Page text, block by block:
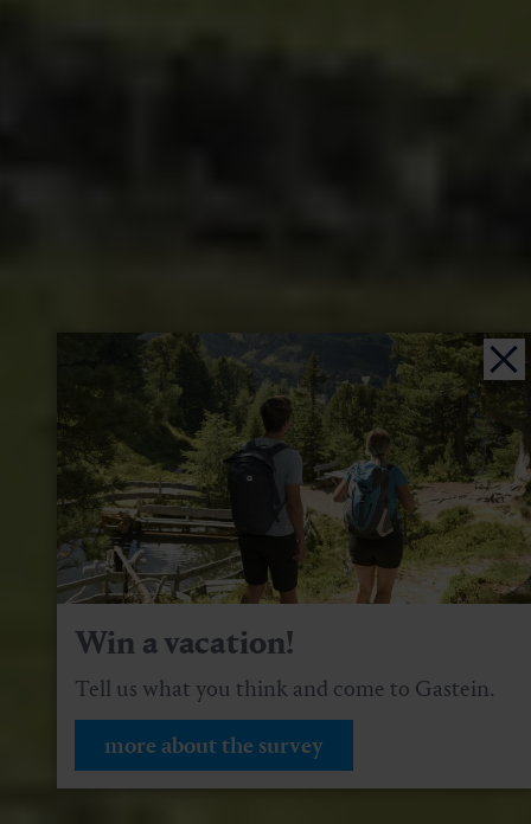
Win a vacation!
Tell us what you think and come to Gastein.
more about the survey